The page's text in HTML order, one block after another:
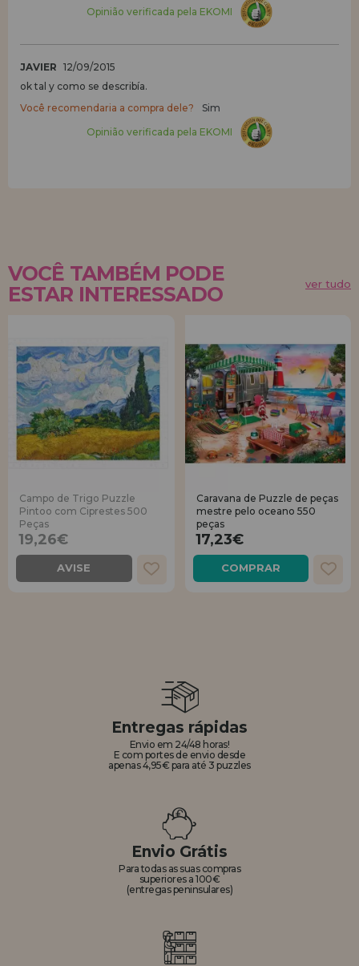
Opinião verificada pela EKOMI
JAVIER 12/09/2015
ok tal y como se describía.
Você recomendaria a compra dele?
Sim
Opinião verificada pela EKOMI
VOCÊ TAMBÉM PODE
ESTAR INTERESSADO
ver tudo
Campo de Trigo Puzzle
Pintoo com Ciprestes 500
Peças
19,26€
AVISE
Caravana de Puzzle de peças
mestre pelo oceano 550
peças
17,23€
COMPRAR
Entregas rápidas
Envio em 24/48 horas!
E com portes de envio desde
apenas 4,95€ para até 3 puzzles
Envio Grátis
Para todas as suas compras
superiores a 100€
(entregas peninsulares)